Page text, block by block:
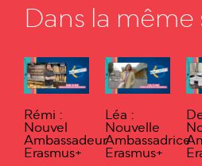
Dans la même
Rémi :
Nouvel
Ambassadeur
Erasmus+
Léa :
Nouvelle
Ambassadrice
Erasmus+